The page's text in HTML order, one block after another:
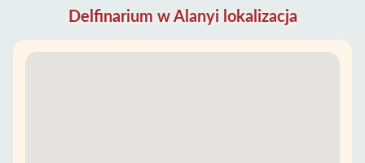
Delfinarium w Alanyi lokalizacja